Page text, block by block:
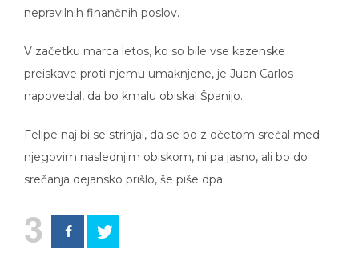
nepravilnih finančnih poslov.
V začetku marca letos, ko so bile vse kazenske
preiskave proti njemu umaknjene, je Juan Carlos
napovedal, da bo kmalu obiskal Španijo.
Felipe naj bi se strinjal, da se bo z očetom srečal med
njegovim naslednjim obiskom, ni pa jasno, ali bo do
srečanja dejansko prišlo, še piše dpa.
3